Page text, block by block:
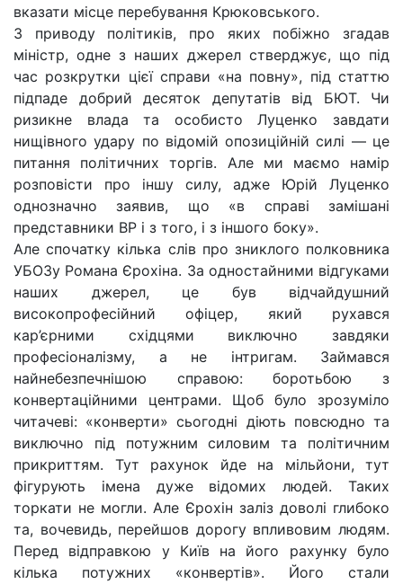
вказати місце перебування Крюковського.
З приводу політиків, про яких побіжно згадав
міністр, одне з наших джерел стверджує, що під
час розкрутки цієї справи «на повну», під статтю
підпаде добрий десяток депутатів від БЮТ. Чи
ризикне влада та особисто Луценко завдати
нищівного удару по відомій опозиційній силі — це
питання політичних торгів. Але ми маємо намір
розповісти про іншу силу, адже Юрій Луценко
однозначно заявив, що «в справі замішані
представники ВР і з того, і з іншого боку».
Але спочатку кілька слів про зниклого полковника
УБОЗу Романа Єрохіна. За одностайними відгуками
наших джерел, це був відчайдушний
високопрофесійний офіцер, який рухався
кар’єрними східцями виключно завдяки
професіоналізму, а не інтригам. Займався
найнебезпечнішою справою: боротьбою з
конвертаційними центрами. Щоб було зрозуміло
читачеві: «конверти» сьогодні діють повсюдно та
виключно під потужним силовим та політичним
прикриттям. Тут рахунок йде на мільйони, тут
фігурують імена дуже відомих людей. Таких
торкати не могли. Але Єрохін заліз доволі глибоко
та, вочевидь, перейшов дорогу впливовим людям.
Перед відправкою у Київ на його рахунку було
кілька потужних «конвертів». Його стали